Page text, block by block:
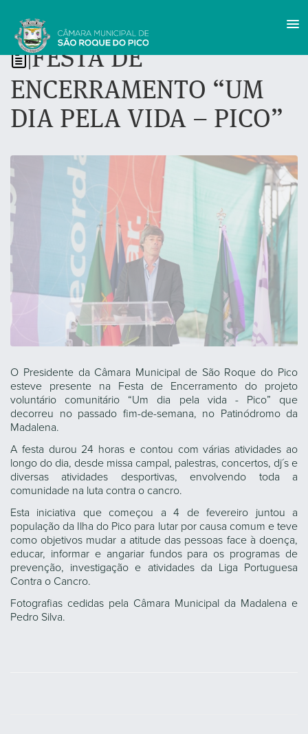
FESTA DE
ENCERRAMENTO “UM
DIA PELA VIDA – PICO”
O Presidente da Câmara Municipal de São Roque do Pico
esteve presente na Festa de Encerramento do projeto
voluntário comunitário “Um dia pela vida - Pico” que
decorreu no passado fim-de-semana, no Patinódromo da
Madalena.
A festa durou 24 horas e contou com várias atividades ao
longo do dia, desde missa campal, palestras, concertos, dj´s e
diversas atividades desportivas, envolvendo toda a
comunidade na luta contra o cancro.
Esta iniciativa que começou a 4 de fevereiro juntou a
população da Ilha do Pico para lutar por causa comum e teve
como objetivos mudar a atitude das pessoas face à doença,
educar, informar e angariar fundos para os programas de
prevenção, investigação e atividades da Liga Portuguesa
Contra o Cancro.
Fotografias cedidas pela Câmara Municipal da Madalena e
Pedro Silva.